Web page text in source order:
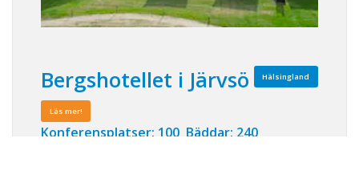
Hälsingland
Bergshotellet i Järvsö
Läs mer!
Konferensplatser: 100 Bäddar: 240